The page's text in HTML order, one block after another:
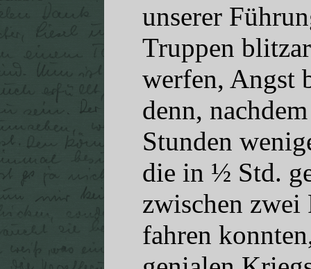
unserer
Truppen
werfen, Angst
denn,
Stunden
die in ½ Std.
zwischen zwei
fahren